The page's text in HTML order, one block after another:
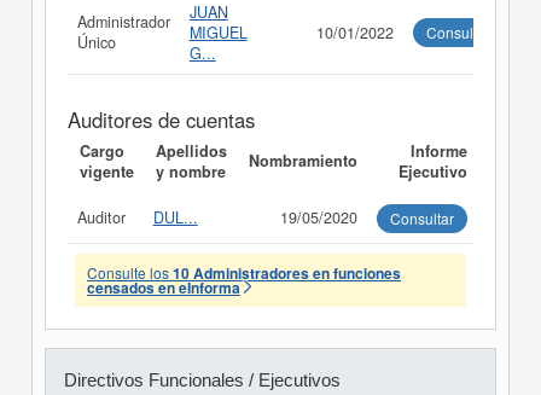
Administrador
Único
JUAN
MIGUEL
G...
10/01/2022 Consultar
Auditores de cuentas
Cargo
vigente
Apellidos
y nombre
Nombramiento
Informe
Ejecutivo
Auditor DUL... 19/05/2020 Consultar
Consulte los10 Administradores en funciones
censados en eInforma
Directivos Funcionales / Ejecutivos